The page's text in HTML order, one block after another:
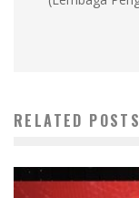
RELATED POSTS